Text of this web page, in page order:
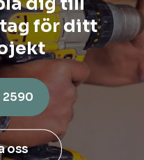
för ditt
2590
oss